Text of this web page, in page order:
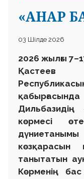
«АНАР
03 Шілде 2026
2026 жылғы
Қастеев
көрмесі
көзқарасын
танытатын
Көрменің